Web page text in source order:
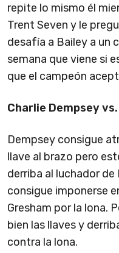
repite lo mismo él
Trent Seven y le
desafía a Bailey a un
semana que viene si
que el campeón
Charlie Dempsey
Dempsey consigue
llave al brazo pero
derriba al luchador de
consigue imponerse
Gresham por la lona.
bien las llaves y
contra la lona.